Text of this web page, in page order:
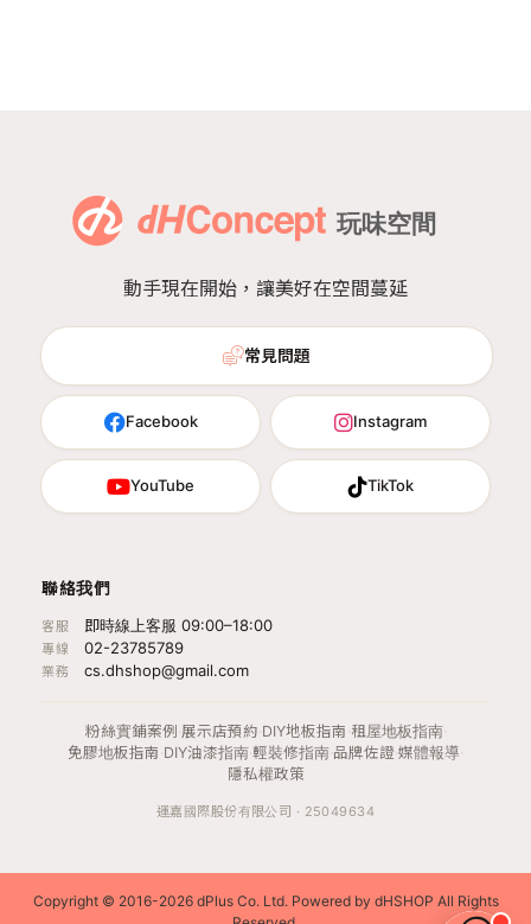
動手現在開始，讓美好在空間蔓延
常見問題
Facebook Instagram
YouTube TikTok
聯絡我們
客服 即時線上客服 09:00–18:00
專線 02-23785789
業務 cs.dhshop@gmail.com
粉絲實鋪案例 ·展示店預約·DIY地板指南 ·租屋地板指南·
免膠地板指南 ·DIY油漆指南·輕裝修指南·品牌佐證·媒體報導·
隱私權政策
運嘉國際股份有限公司 · 25049634
Copyright © 2016-2026 dPlus Co. Ltd. Powered by dHSHOP All Rights